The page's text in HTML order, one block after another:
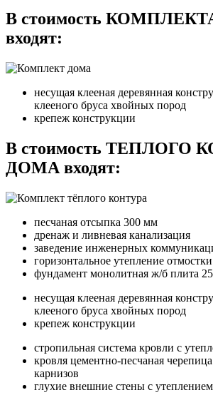
В стоимость
входят:
несущая клееная деревянная
клееного бруса хвойных пород
крепеж конструкции
В стоимость ТЕПЛОГО
ДОМА входят:
песчаная отсыпка 300 мм
дренаж и ливневая канализация
заведение инженерных
горизонтальное утепление
фундамент монолитная ж/б плита
несущая клееная деревянная
клееного бруса хвойных пород
крепеж конструкции
стропильная система кровли с
кровля цементно-песчаная
карнизов
глухие внешние стены с